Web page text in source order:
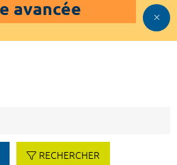
avancée
RECHERCHER